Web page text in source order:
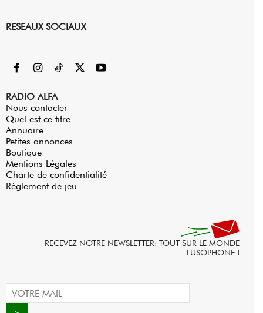
RESEAUX SOCIAUX
RADIO ALFA
Nous contacter
Quel est ce titre
Annuaire
Petites annonces
Boutique
Mentions Légales
Charte de confidentialité
Règlement de jeu
RECEVEZ NOTRE NEWSLETTER: TOUT SUR LE MONDE
LUSOPHONE !